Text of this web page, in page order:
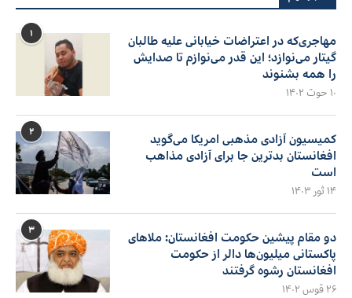
۱
مهاجری‌که در اعتراضات خیابانی علیه طالبان
گیتار می‌نوازد؛ این قدر می‌نوازم تا صدایش
را همه بشنوند
۱۰ حوت ۱۴۰۲
۲
کمیسیون آزادی مذهبی امریکا می‌گوید
افغانستان بدترین جا برای آزادی مذاهب
است
۱۴ ثور ۱۴۰۳
۳
دو مقام پیشین حکومت افغانستان: ملاهای
پاکستانی میلیون‌ها دالر از حکومت
افغانستان رشوه گرفتند
۲۶ قوس ۱۴۰۲